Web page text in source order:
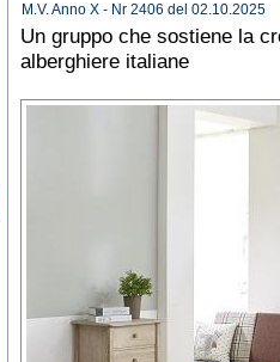
M.V. Anno X - Nr 2406 del 02.10.2025
Un gruppo che sostiene la
alberghiere italiane